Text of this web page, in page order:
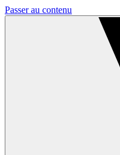
Passer au contenu